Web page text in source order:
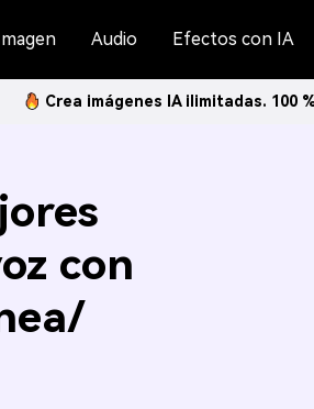
Audio Efectos con IA
Crea imágenes IA ilimitadas. 100
con